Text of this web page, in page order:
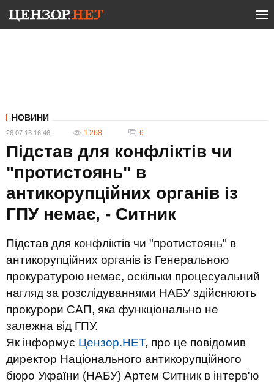
НОВИНИ
26.07.16 16:46 1 268 6
Підстав для конфліктів чи
"протистоянь" в
антикорупційних органів із
ГПУ немає, - Ситник
Підстав для конфліктів чи "протистоянь" в
антикорупційних органів із Генеральною
прокуратурою немає, оскільки процесуальний
нагляд за розслідуваннями НАБУ здійснюють
прокурори САП, яка функціонально не
залежна від ГПУ.
Як інформує Цензор.НЕТ, про це повідомив
директор Національного антикорупційного
бюро України (НАБУ) Артем Ситник в інтерв'ю